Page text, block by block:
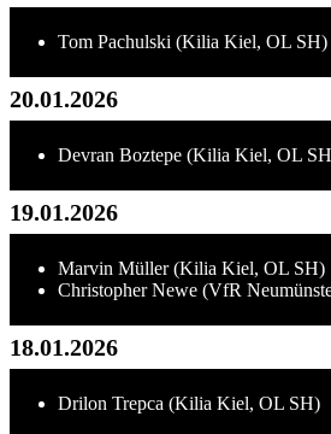
Tom Pachulski (Kilia Kiel, OL SH)
20.01.2026
Devran Boztepe (Kilia Kiel, OL
19.01.2026
Marvin Müller (Kilia Kiel, OL SH)
Christopher Newe (VfR
18.01.2026
Drilon Trepca (Kilia Kiel, OL SH)